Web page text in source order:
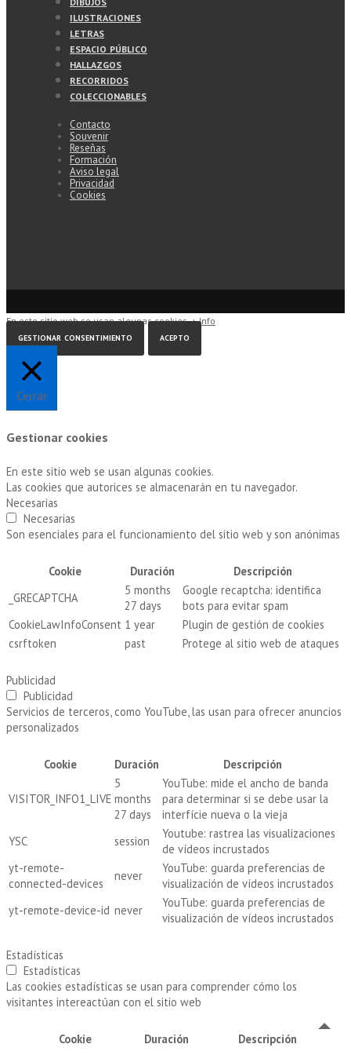
de
página
ilustraciones
letras
espacio público
hallazgos
recorridos
coleccionables
Contacto
Souvenir
Reseñas
Formación
Aviso legal
Privacidad
Cookies
En este sitio web se usan algunas cookies.+ Info
gestionar consentimiento acepto
Cerrar
Gestionar cookies
En este sitio web se usan algunas cookies.
Las cookies que autorices se almacenarán en tu navegador.
Necesarias
Necesarias
Son esenciales para el funcionamiento del sitio web y son anónimas
Cookie Duración
Descripción
_GRECAPTCHA
5 months
27 days
Google recaptcha: identifica
bots para evitar spam
CookieLawInfoConsent 1 year
Plugin de gestión de cookies
csrftoken
past Protege al sitio web de ataques
Publicidad
Publicidad
Servicios de terceros, como YouTube, las usan para ofrecer anuncios
personalizados
Cookie Duración Descripción
VISITOR_INFO1_LIVE
5
months
27 days
YouTube: mide el ancho de banda
para determinar si se debe usar la
interfície nueva o la vieja
YSC
session
Youtube: rastrea las visualizaciones
de vídeos incrustados
yt-remote-
connected-devices
never
YouTube: guarda preferencias de
visualización de vídeos incrustados
yt-remote-device-id never
YouTube: guarda preferencias de
visualización de vídeos incrustados
Estadísticas
Estadísticas
Las cookies estadísticas se usan para comprender cómo los
visitantes intereactúan con el sitio web
Cookie Duración
Descripción